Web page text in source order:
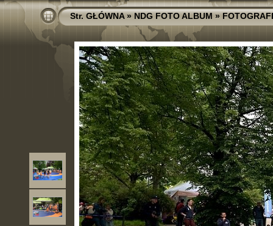
Str. GŁÓWNA»NDG FOTO ALBUM»